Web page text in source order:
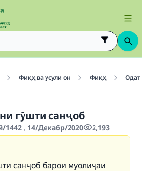
Фиқҳ ва усули он Фиқҳ Одат
гӯшти санҷоб
1442 , 14/Декабр/2020 2,193
санҷоб барои муолиҷаи